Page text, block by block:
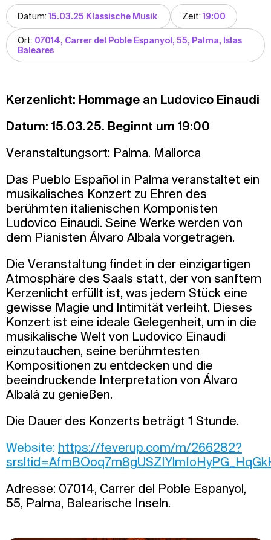
Datum:15.03.25 Klassische Musik Zeit:19:00
Ort: 07014, Carrer del Poble Espanyol, 55, Palma, Islas
Baleares
Kerzenlicht: Hommage an Ludovico Einaudi
Datum: 15.03.25. Beginnt um 19:00
Veranstaltungsort: Palma. Mallorca
Das Pueblo Español in Palma veranstaltet ein
musikalisches Konzert zu Ehren des
berühmten italienischen Komponisten
Ludovico Einaudi. Seine Werke werden von
dem Pianisten Álvaro Albala vorgetragen.
Die Veranstaltung findet in der einzigartigen
Atmosphäre des Saals statt, der von sanftem
Kerzenlicht erfüllt ist, was jedem Stück eine
gewisse Magie und Intimität verleiht. Dieses
Konzert ist eine ideale Gelegenheit, um in die
musikalische Welt von Ludovico Einaudi
einzutauchen, seine berühmtesten
Kompositionen zu entdecken und die
beeindruckende Interpretation von Álvaro
Albalá zu genießen.
Die Dauer des Konzerts beträgt 1 Stunde.
Website: https://feverup.com/m/266282?
Adresse: 07014, Carrer del Poble Espanyol,
55, Palma, Balearische Inseln.